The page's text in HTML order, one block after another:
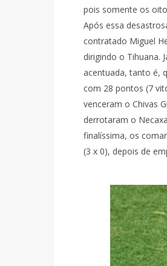
pois somente os
Após essa
contratado Miguel
dirigindo o Tihuana.
acentuada, tanto é,
com 28 pontos (7
venceram o Chivas
derrotaram o
finalíssima, os
(3 x 0), depois de